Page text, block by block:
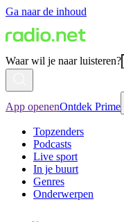
Ga naar de inhoud
Waar wil je naar luisteren?
App openenOntdek Prime
Topzenders
Podcasts
Live sport
In je buurt
Genres
Onderwerpen